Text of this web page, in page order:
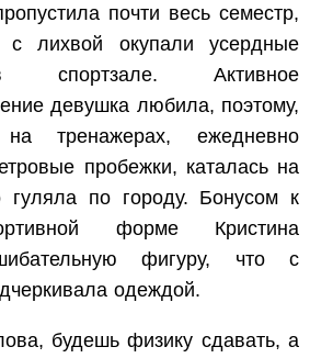
почти весь семестр,
с лихвой окупали усердные
спортзале. Активное
девушка любила, поэтому,
тренажерах, ежедневно
пробежки, каталась на
гуляла по городу. Бонусом к
форме Кристина
фигуру, что с
одеждой.
будешь физику сдавать, а